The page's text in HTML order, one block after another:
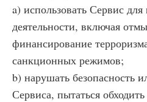
a) использовать Сервис
деятельности, включая
финансирование
санкционных режимов;
b) нарушать безопасность
Сервиса, пытаться